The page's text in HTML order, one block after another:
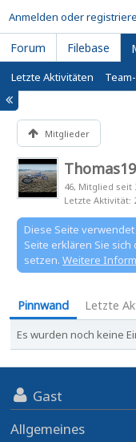
Anmelden oder
Forum Filebase
Letzte Aktivitäten
Mitglieder
46 Mitglied seit
Letzte Aktivität
Diese Seite
Seite erklären Sie
setzen. Weitere
Pinnwand Letzte
Es wurden noch keine
Gast
Allgemeines